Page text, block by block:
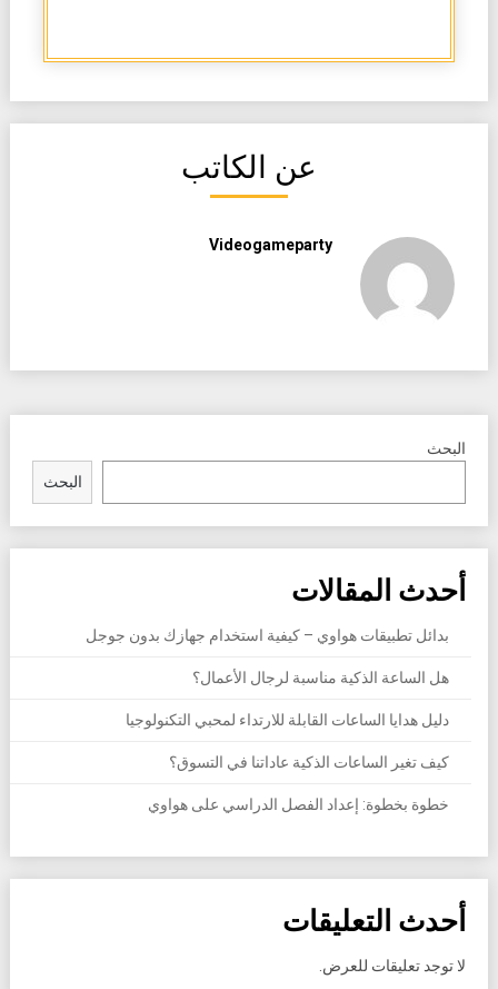
عن الكاتب
Videogameparty
البحث
البحث
أحدث المقالات
بدائل تطبيقات هواوي – كيفية استخدام جهازك بدون جوجل
هل الساعة الذكية مناسبة لرجال الأعمال؟
دليل هدايا الساعات القابلة للارتداء لمحبي التكنولوجيا
كيف تغير الساعات الذكية عاداتنا في التسوق؟
خطوة بخطوة: إعداد الفصل الدراسي على هواوي
أحدث التعليقات
لا توجد تعليقات للعرض.